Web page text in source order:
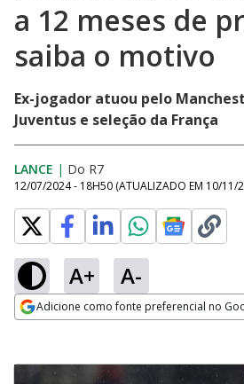
a 12 meses de
saiba o motivo
Ex-jogador atuou pelo
Juventus e seleção da França
LANCE | Do R7
12/07/2024 - 18H50 (ATUALIZADO EM 10/11/
A+ A-
Adicione como fonte preferencial no